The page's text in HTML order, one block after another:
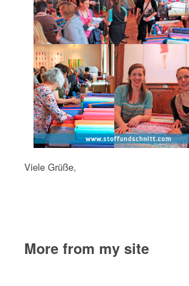
Viele Grüße,
More from my site